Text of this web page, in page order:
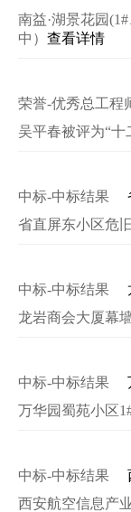
南益·湖景花园
中） 查看详情
荣誉-优秀总工程
吴平春被评为“
中标-中标结果
省直屏东小区危
中标-中标结果
龙岩商会大厦幕
中标-中标结果
万华园蜀苑小区
中标-中标结果
西安航空信息产